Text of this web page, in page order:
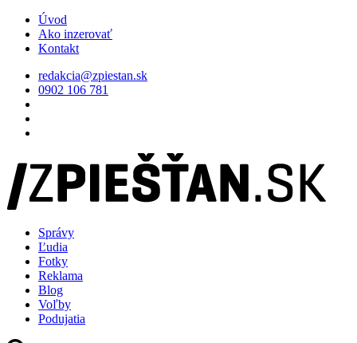
Úvod
Ako inzerovať
Kontakt
redakcia@zpiestan.sk
0902 106 781
Správy
Ľudia
Fotky
Reklama
Blog
Voľby
Podujatia